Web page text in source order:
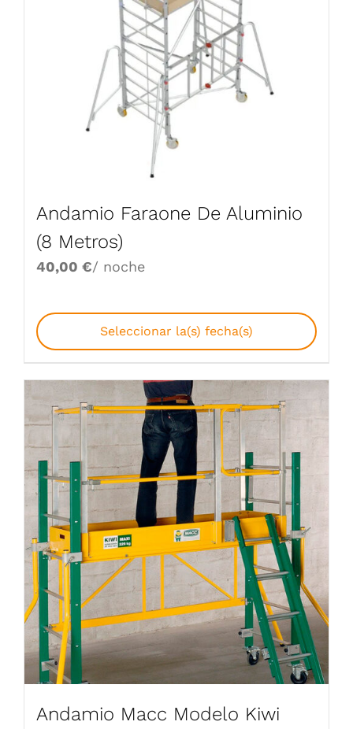
Andamio Faraone De Aluminio
(8 Metros)
40,00 €/ noche
Seleccionar la(s) fecha(s)
Andamio Macc Modelo Kiwi